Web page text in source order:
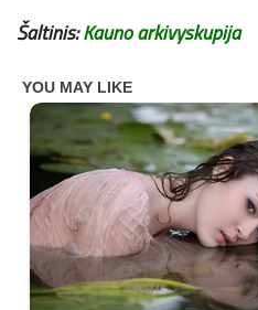
Šaltinis:Kauno arkivyskupija